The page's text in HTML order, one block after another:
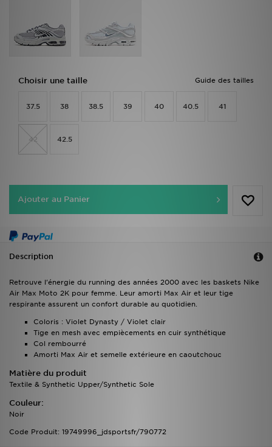
Guide des tailles
Choisir une taille
37.5 38 38.5 39 40 40.5 41
42 42.5
Ajouter au Panier
Description
Retrouve l'énergie du running des années 2000 avec les baskets Nike
Air Max Moto 2K pour femme. Leur amorti Max Air et leur tige
respirante assurent un confort durable au quotidien.
Coloris : Violet Dynasty / Violet clair
Tige en mesh avec empiècements en cuir synthétique
Col rembourré
Amorti Max Air et semelle extérieure en caoutchouc
Matière du produit
Textile & Synthetic Upper/Synthetic Sole
Couleur:
Noir
Code Produit: 19749996_jdsportsfr/790772
Service client
Télécharge l'Appli